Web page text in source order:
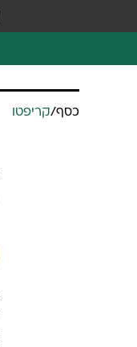
כסף/קריפטו